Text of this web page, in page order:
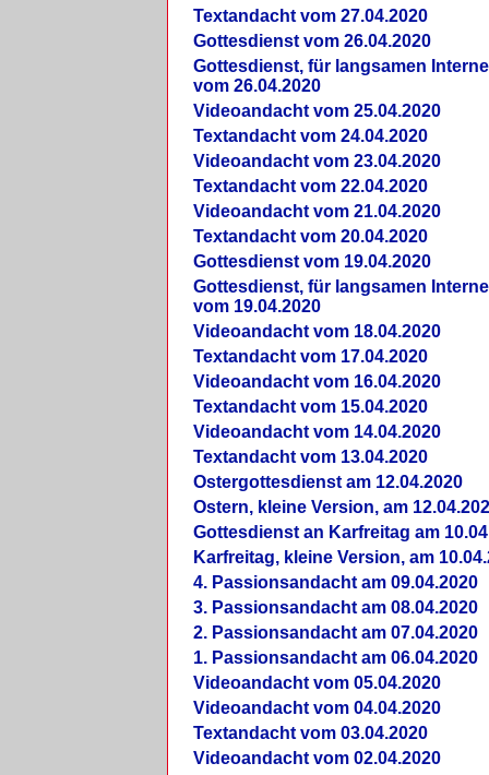
Textandacht vom 27.04.2020
Gottesdienst vom 26.04.2020
Gottesdienst, für langsamen
vom 26.04.2020
Videoandacht vom 25.04.2020
Textandacht vom 24.04.2020
Videoandacht vom 23.04.2020
Textandacht vom 22.04.2020
Videoandacht vom 21.04.2020
Textandacht vom 20.04.2020
Gottesdienst vom 19.04.2020
Gottesdienst, für langsamen
vom 19.04.2020
Videoandacht vom 18.04.2020
Textandacht vom 17.04.2020
Videoandacht vom 16.04.2020
Textandacht vom 15.04.2020
Videoandacht vom 14.04.2020
Textandacht vom 13.04.2020
Ostergottesdienst am 12.04.2020
Ostern, kleine Version, am
Gottesdienst an Karfreitag am
Karfreitag, kleine Version, am
4. Passionsandacht am 09.04.2020
3. Passionsandacht am 08.04.2020
2. Passionsandacht am 07.04.2020
1. Passionsandacht am 06.04.2020
Videoandacht vom 05.04.2020
Videoandacht vom 04.04.2020
Textandacht vom 03.04.2020
Videoandacht vom 02.04.2020